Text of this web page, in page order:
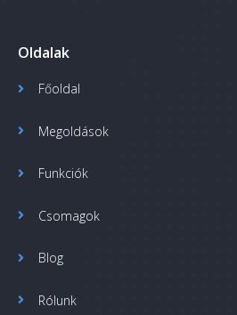
Oldalak
Főoldal
Megoldások
Funkciók
Csomagok
Blog
Rólunk